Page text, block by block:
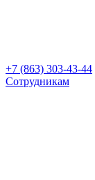
+7 (863) 303-43-44
Сотрудникам